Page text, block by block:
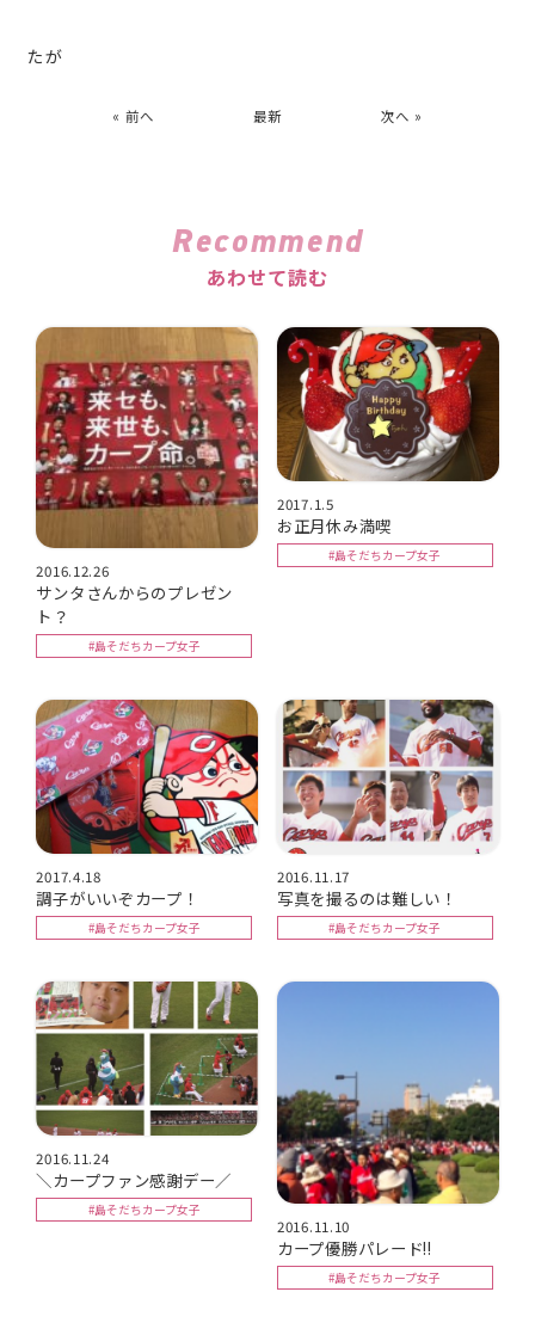
たが
« 前へ 最新 次へ »
Recommend
あわせて読む
2016.12.26
サンタさんからのプレゼン
ト？
#島そだちカープ女子
2017.1.5
お正月休み満喫
#島そだちカープ女子
2017.4.18
調子がいいぞカープ！
#島そだちカープ女子
2016.11.17
写真を撮るのは難しい！
#島そだちカープ女子
2016.11.24
＼カープファン感謝デー／
#島そだちカープ女子
2016.11.10
カープ優勝パレード!!
#島そだちカープ女子